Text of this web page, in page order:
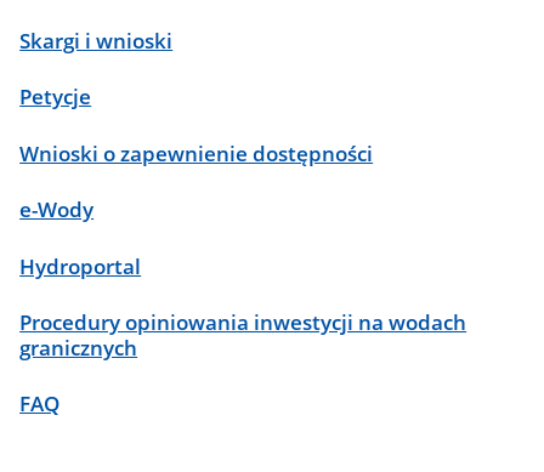
Skargi i wnioski
Petycje
Wnioski o zapewnienie dostępności
e-Wody
Hydroportal
Procedury opiniowania inwestycji na wodach
granicznych
FAQ